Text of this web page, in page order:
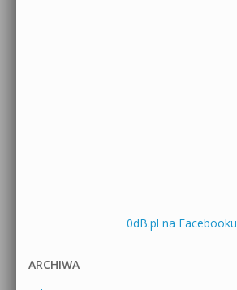
0dB.pl na Facebooku
ARCHIWA